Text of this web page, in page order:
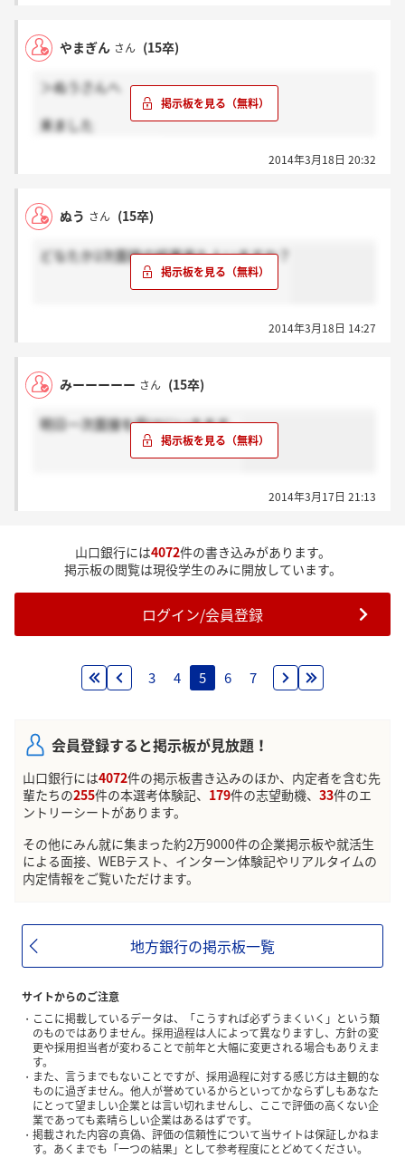
やまぎん さん (15卒)
＞ぬうさんへ
来ました
2014年3月18日 20:32
ぬう さん (15卒)
どなたか2次面接の結果来た人いますか？
2014年3月18日 14:27
みーーーーー さん (15卒)
明日一次面接を受けにいきます。
2014年3月17日 21:13
山口銀行には4072件の書き込みがあります。
掲示板の閲覧は現役学生のみに開放しています。
ログイン/会員登録
3 4 5 6 7
会員登録すると掲示板が見放題！
山口銀行には4072件の掲示板書き込みのほか、内定者を含む先
輩たちの255件の本選考体験記、 179件の志望動機、 33件のエ
ントリーシートがあります。
その他にみん就に集まった約2万9000件の企業掲示板や就活生
による面接、WEBテスト、インターン体験記やリアルタイムの
内定情報をご覧いただけます。
地方銀行の掲示板一覧
サイトからのご注意
ここに掲載しているデータは、「こうすれば必ずうまくいく」という類
のものではありません。採用過程は人によって異なりますし、方針の変
更や採用担当者が変わることで前年と大幅に変更される場合もありえま
す。
また、言うまでもないことですが、採用過程に対する感じ方は主観的な
ものに過ぎません。他人が誉めているからといってかならずしもあなた
にとって望ましい企業とは言い切れませんし、ここで評価の高くない企
業であっても素晴らしい企業はあるはずです。
掲載された内容の真偽、評価の信頼性について当サイトは保証しかねま
す。あくまでも「一つの結果」として参考程度にとどめてください。